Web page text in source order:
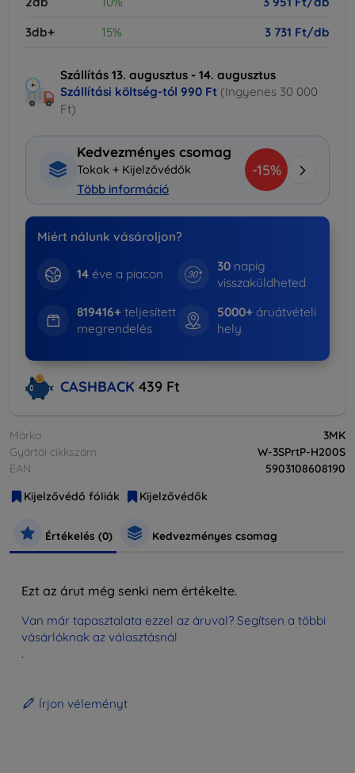
3db+
15% 3 731 Ft/db
Szállítás 13. augusztus - 14. augusztus
Szállítási költség-tól 990 Ft (Ingyenes 30 000
Ft)
Kedvezményes csomag
Tokok + Kijelzővédők
Több információ
-15%
Miért nálunk vásároljon?
14éve a piacon
30 napig
visszaküldheted
819416+teljesített
megrendelés
5000+ áruátvételi
hely
CASHBACK 439 Ft
Márka
3MK
Gyártói cikkszám
W-3SPrtP-H200S
EAN
5903108608190
Kijelzővédő fóliák
Kijelzővédők
Értékelés (0) Kedvezményes csomag
Ezt az árut még senki nem értékelte.
Van már tapasztalata ezzel az áruval? Segítsen a többi
vásárlóknak az választásnál
.
Írjon véleményt